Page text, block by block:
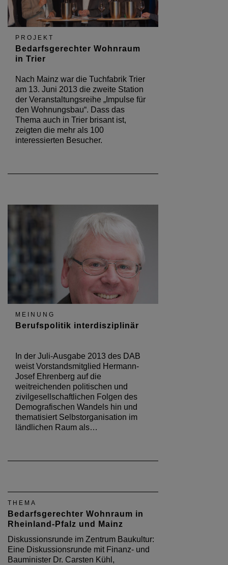
PROJEKT
Bedarfsgerechter Wohnraum
in Trier
Nach Mainz war die Tuchfabrik Trier
am 13. Juni 2013 die zweite Station
der Veranstaltungsreihe „Impulse für
den Wohnungsbau“. Dass das
Thema auch in Trier brisant ist,
zeigten die mehr als 100
interessierten Besucher.
MEINUNG
Berufspolitik interdisziplinär
In der Juli-Ausgabe 2013 des DAB
weist Vorstandsmitglied Hermann-
Josef Ehrenberg auf die
weitreichenden politischen und
zivilgesellschaftlichen Folgen des
Demografischen Wandels hin und
thematisiert Selbstorganisation im
ländlichen Raum als…
THEMA
Bedarfsgerechter Wohnraum in
Rheinland-Pfalz und Mainz
Diskussionsrunde im Zentrum Baukultur:
Eine Diskussionsrunde mit Finanz- und
Bauminister Dr. Carsten Kühl,